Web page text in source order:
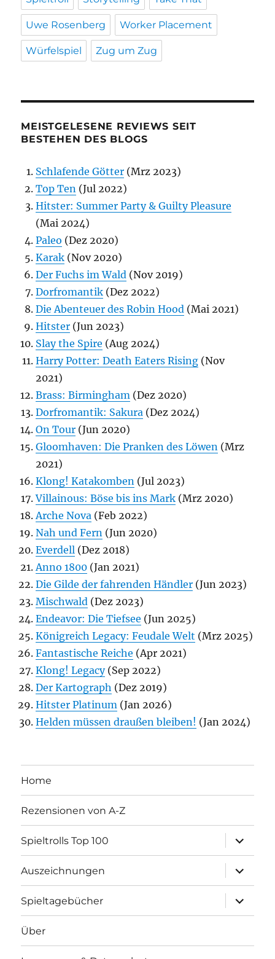
Uwe Rosenberg Worker Placement
Würfelspiel Zug um Zug
MEISTGELESENE REVIEWS SEIT
BESTEHEN DES BLOGS
Schlafende Götter (Mrz 2023)
Top Ten (Jul 2022)
Hitster: Summer Party & Guilty Pleasure
(Mai 2024)
Paleo (Dez 2020)
Karak (Nov 2020)
Der Fuchs im Wald (Nov 2019)
Dorfromantik (Dez 2022)
Die Abenteuer des Robin Hood (Mai 2021)
Hitster (Jun 2023)
Slay the Spire (Aug 2024)
Harry Potter: Death Eaters Rising (Nov
2021)
Brass: Birmingham (Dez 2020)
Dorfromantik: Sakura (Dez 2024)
On Tour (Jun 2020)
Gloomhaven: Die Pranken des Löwen (Mrz
2021)
Klong! Katakomben (Jul 2023)
Villainous: Böse bis ins Mark (Mrz 2020)
Arche Nova (Feb 2022)
Nah und Fern (Jun 2020)
Everdell (Dez 2018)
Anno 1800 (Jan 2021)
Die Gilde der fahrenden Händler (Jun 2023)
Mischwald (Dez 2023)
Endeavor: Die Tiefsee (Jun 2025)
Königreich Legacy: Feudale Welt (Mrz 2025)
Fantastische Reiche (Apr 2021)
Klong! Legacy(Sep 2022)
Der Kartograph (Dez 2019)
Hitster Platinum (Jan 2026)
Helden müssen draußen bleiben! (Jan 2024)
Home
Rezensionen von A-Z
Spieltrolls Top 100
öffnen
Auszeichnungen
öffnen
Spieltagebücher
öffnen
Über